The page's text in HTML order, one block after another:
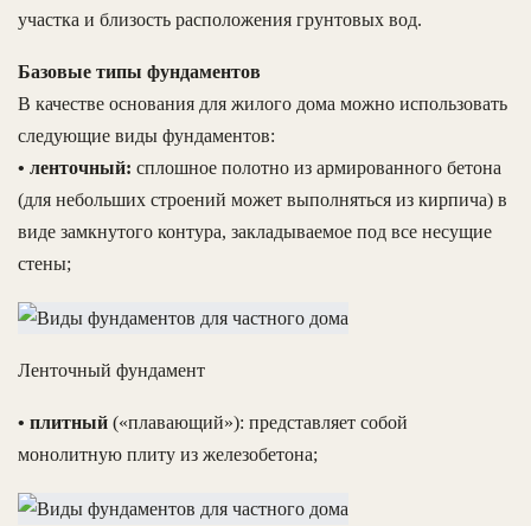
участка и близость расположения грунтовых вод.
Базовые типы фундаментов
В качестве основания для жилого дома можно использовать
следующие виды фундаментов:
• ленточный: сплошное полотно из армированного бетона
(для небольших строений может выполняться из кирпича) в
виде замкнутого контура, закладываемое под все несущие
стены;
Ленточный фундамент
• плитный («плавающий»): представляет собой
монолитную плиту из железобетона;